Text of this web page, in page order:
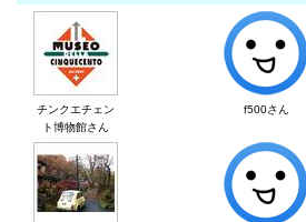
チンクエチェン
ト博物館さん
f500さん